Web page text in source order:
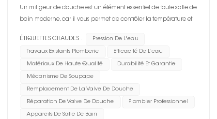
Un mitigeur de douche est un élément essentiel de toute salle de
bain moderne, car il vous permet de contrôler la température et
compte pour vous assurer d'obtenir le meilleur produ...
ÉTIQUETTES CHAUDES : Pression De L'eau
Travaux Existants Plomberie Efficacité De L'eau
Matériaux De Haute Qualité Durabilité Et Garantie
Mécanisme De Soupape
Remplacement De La Valve De Douche
Réparation De Valve De Douche Plombier Professionnel
Appareils De Salle De Bain